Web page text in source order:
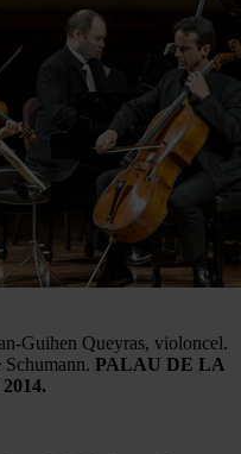
Guihen Queyras, violoncel.
PALAU DE LA